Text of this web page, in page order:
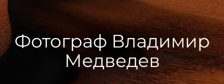
Фотограф Владимир
Медведев